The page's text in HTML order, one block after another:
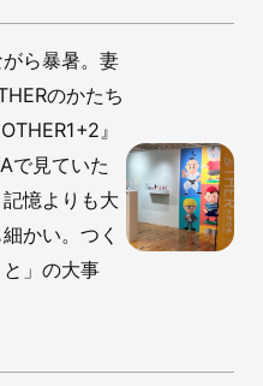
ら暴暑。妻
のかたち
』
で見ていた
憶よりも大
かい。つく
」の大事